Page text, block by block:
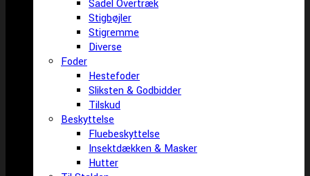
Sadel Overtræk
Stigbøjler
Stigremme
Diverse
Foder
Hestefoder
Sliksten & Godbidder
Tilskud
Beskyttelse
Fluebeskyttelse
Insektdækken & Masker
Hutter